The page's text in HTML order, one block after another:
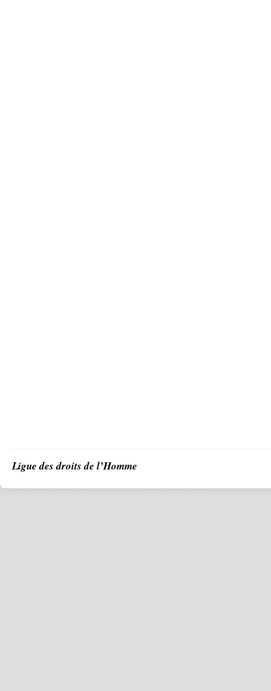
Ligue des droits de l’Homme